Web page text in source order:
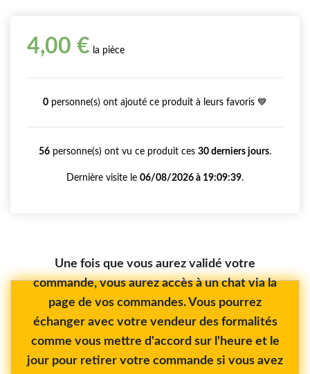
4,00 € la pièce
0 personne(s) ont ajouté ce produit à leurs favoris 💙
56 personne(s) ont vu ce produit ces 30 derniers jours.
Dernière visite le 06/08/2026 à 19:09:39.
Une fois que vous aurez validé votre
commande, vous aurez accès à un chat via la
page de vos commandes. Vous pourrez
échanger avec votre vendeur des formalités
comme vous mettre d'accord sur l'heure et le
jour pour retirer votre commande si vous avez